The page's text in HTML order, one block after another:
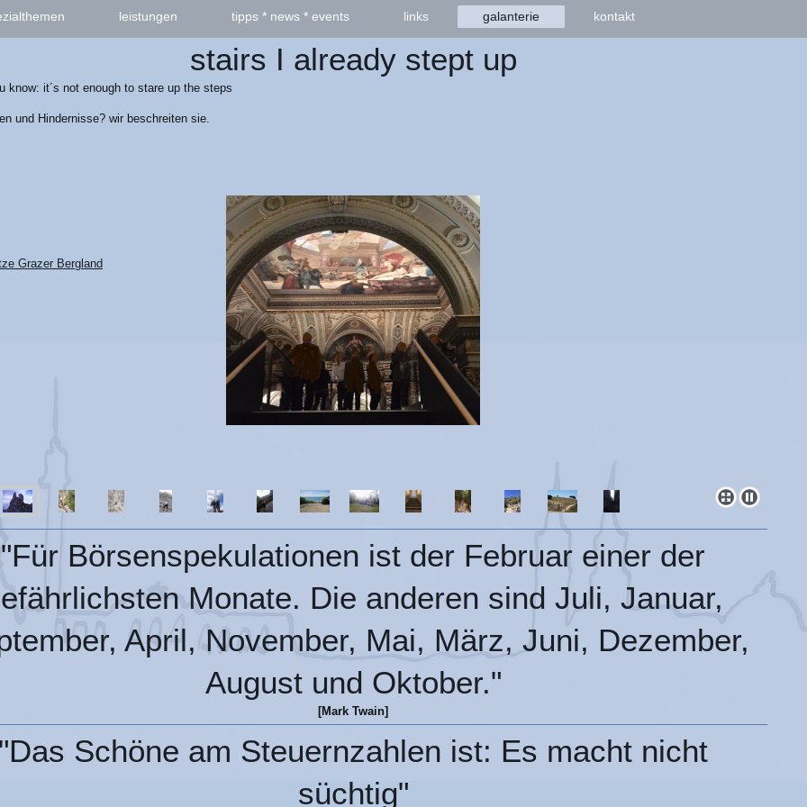
leistungen tipps * news * events links galanterie kontakt
stairs I already stept up
know: it´s not enough to stare up the steps
und Hindernisse? wir beschreiten sie.
"Für Börsenspekulationen ist der Februar einer der
Monate. Die anderen sind Juli, Januar,
April, November, Mai, März, Juni, Dezember,
August und Oktober."
[Mark Twain]
Schöne am Steuernzahlen ist: Es macht nicht
süchtig"